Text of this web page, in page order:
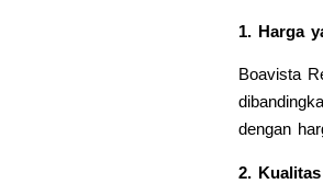
1. Harga
Boavista
dengan
2.